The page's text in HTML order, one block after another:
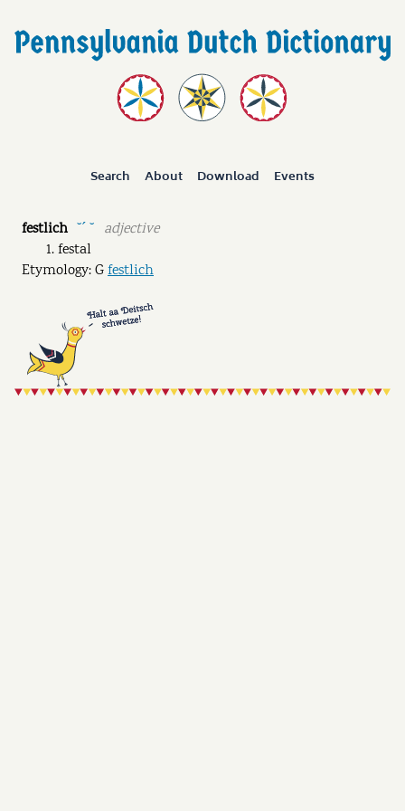
Search About Download Events
festlich ˘ˊ ˘
adjective
festal
Etymology: Gfestlich